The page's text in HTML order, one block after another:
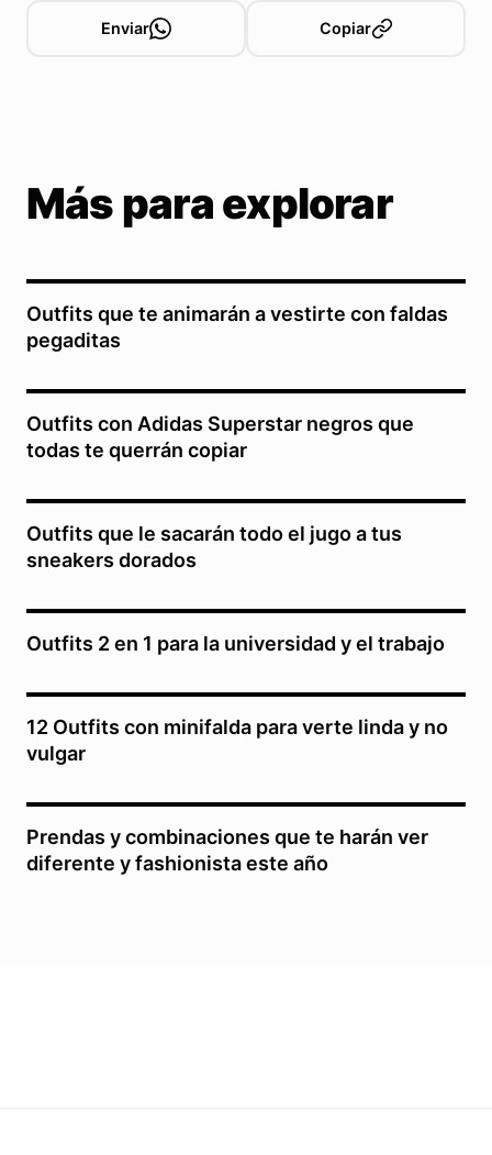
Enviar Copiar
Más para explorar
Outfits que te animarán a vestirte con faldas
pegaditas
Outfits con Adidas Superstar negros que
todas te querrán copiar
Outfits que le sacarán todo el jugo a tus
sneakers dorados
Outfits 2 en 1 para la universidad y el trabajo
12 Outfits con minifalda para verte linda y no
vulgar
Prendas y combinaciones que te harán ver
diferente y fashionista este año